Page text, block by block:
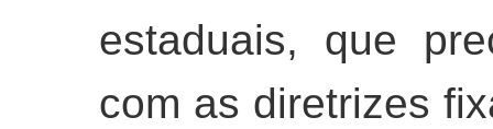
estaduais, que
com as diretrizes